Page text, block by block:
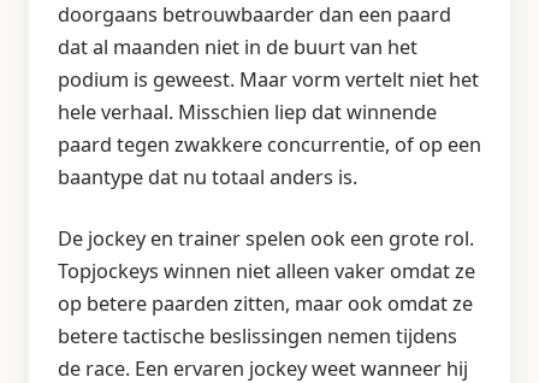
doorgaans betrouwbaarder dan een paard
dat al maanden niet in de buurt van het
podium is geweest. Maar vorm vertelt niet het
hele verhaal. Misschien liep dat winnende
paard tegen zwakkere concurrentie, of op een
baantype dat nu totaal anders is.
De jockey en trainer spelen ook een grote rol.
Topjockeys winnen niet alleen vaker omdat ze
op betere paarden zitten, maar ook omdat ze
betere tactische beslissingen nemen tijdens
de race. Een ervaren jockey weet wanneer hij